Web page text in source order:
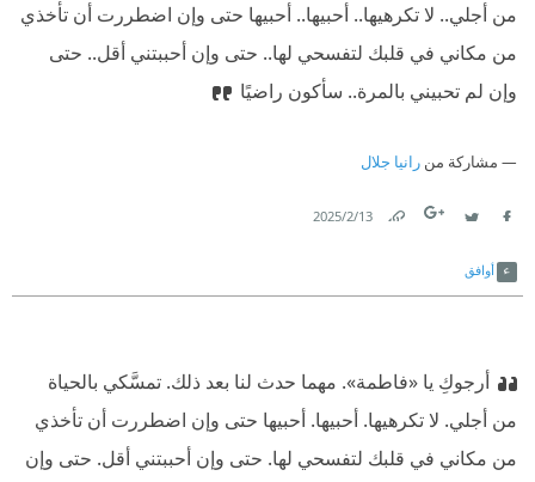
من أجلي.. لا تكرهيها.. أحبيها.. أحبيها حتى وإن اضطررت أن تأخذي
من مكاني في قلبك لتفسحي لها.. حتى وإن أحببتني أقل.. حتى
وإن لم تحبيني بالمرة.. سأكون راضيًا
مشاركة من رانيا جلال
13‏/2‏/2025
أوافق
أرجوكِ يا «فاطمة». مهما حدث لنا بعد ذلك. تمسَّكي بالحياة
من أجلي. لا تكرهيها. أحبيها. أحبيها حتى وإن اضطررت أن تأخذي
من مكاني في قلبك لتفسحي لها. حتى وإن أحببتني أقل. حتى وإن